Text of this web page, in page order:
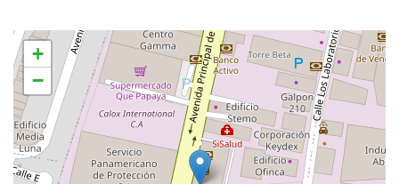
+
−